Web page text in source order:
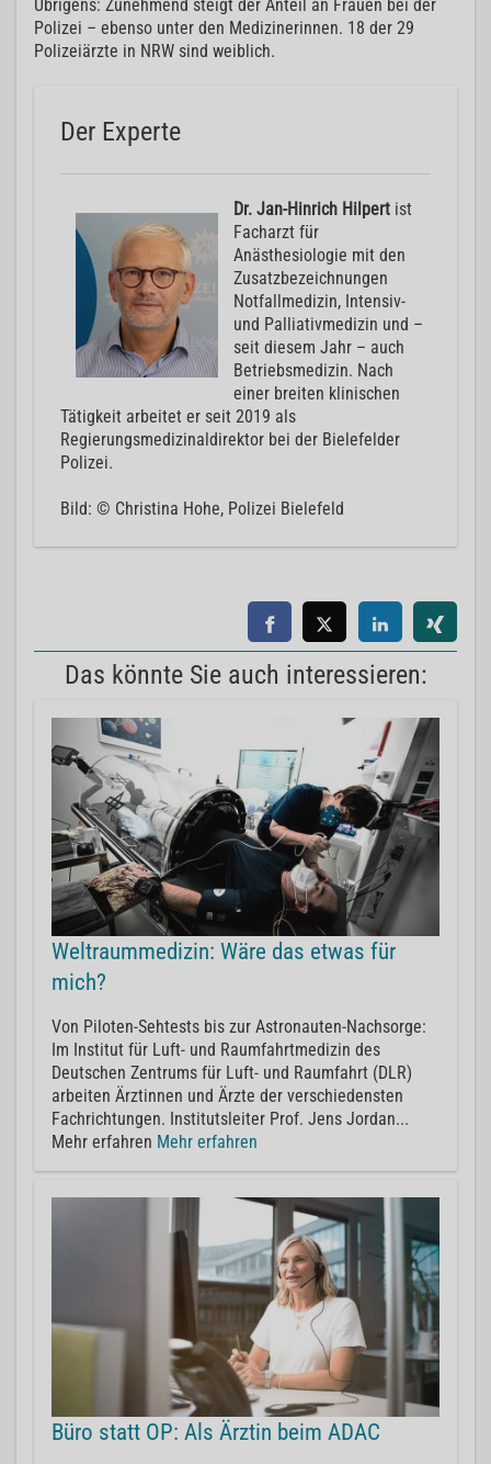
Übrigens: Zunehmend steigt der Anteil an Frauen bei der
Polizei – ebenso unter den Medizinerinnen. 18 der 29
Polizeiärzte in NRW sind weiblich.
Der Experte
Dr. Jan-Hinrich Hilpert ist
Facharzt für
Anästhesiologie mit den
Zusatzbezeichnungen
Notfallmedizin, Intensiv-
und Palliativmedizin und –
seit diesem Jahr – auch
Betriebsmedizin. Nach
einer breiten klinischen
Tätigkeit arbeitet er seit 2019 als
Regierungsmedizinaldirektor bei der Bielefelder
Polizei.
Bild: © Christina Hohe, Polizei Bielefeld
Das könnte Sie auch interessieren:
Weltraummedizin: Wäre das etwas für
mich?
Von Piloten-Sehtests bis zur Astronauten-Nachsorge:
Im Institut für Luft- und Raumfahrtmedizin des
Deutschen Zentrums für Luft- und Raumfahrt (DLR)
arbeiten Ärztinnen und Ärzte der verschiedensten
Fachrichtungen. Institutsleiter Prof. Jens Jordan...
Mehr erfahren Mehr erfahren
Büro statt OP: Als Ärztin beim ADAC